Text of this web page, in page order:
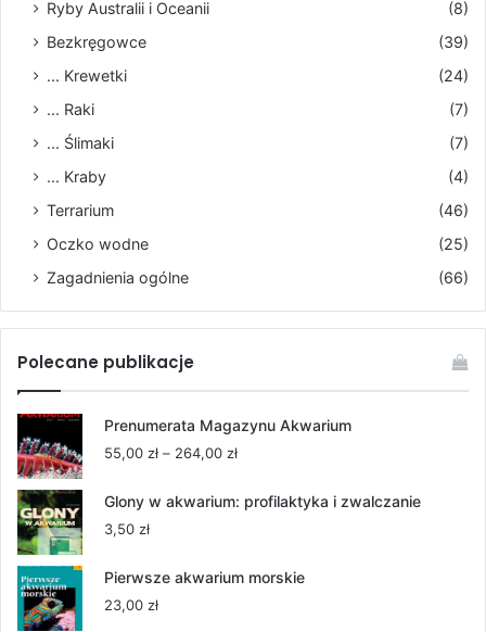
Ryby Australii i Oceanii
(8)
Bezkręgowce
(39)
... Krewetki
(24)
... Raki
(7)
... Ślimaki
(7)
... Kraby
(4)
Terrarium
(46)
Oczko wodne
(25)
Zagadnienia ogólne
(66)
Polecane publikacje
Prenumerata Magazynu Akwarium
55,00 zł – 264,00 złZakres
od
Glony w akwarium: profilaktyka i zwalczanie
3,50 zł
Pierwsze akwarium morskie
23,00 zł